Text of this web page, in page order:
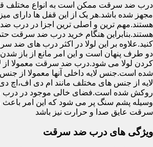
درب ضد سرقت ممکن است به انواع
مجهز شده باشد.هر یک از این قفل ها دارای
هستند.مهم ترین و اصلی ترین اجزا در درب
هستند.بنابراین هنگام خرید درب ضد سرقت
کنید.علاوه بر این لولا در اکثر درب های ضد
دو طرف پنهان است و این امر مانع از باز
کردن لولا می شود.درب ضد سرقت معمولا از
شده است.جنس لایه داخلی آنها معمولا از
لایه از جنس های مختلف مانند ام دی اف،اچ
روکش شده است.فضای خالی موجود در درب
وسیله پشم سنگ پر می شود که این امر
سرقت عایق صدا و حرارت نیز باشد
ویژگی های درب ضد سرقت